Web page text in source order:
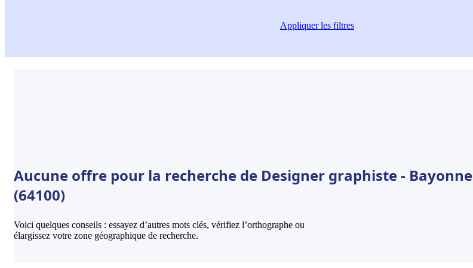
Appliquerles filtres
Aucune offre pour la recherche de Designer graphiste - Bayonne
(64100)
Voici quelques conseils : essayez d’autres mots clés, vérifiez l’orthographe ou
élargissez votre zone géographique de recherche.